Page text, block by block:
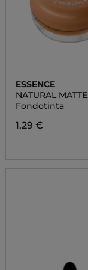
ESSENCE
NATURAL MATTE
MOUSSE
Fondotinta
1,29 €